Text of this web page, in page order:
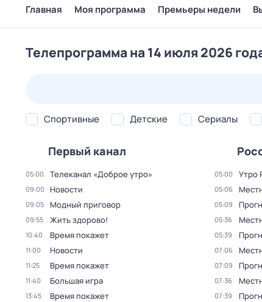
Главная Моя программа Премьеры недели
Телепрограмма на 14 июля 2026
Спортивные Детские Сериалы
Первый канал
05:00 Телеканал «Доброе утро»
09:00 Новости
09:05 Модный приговор
09:55 Жить здорово!
10:40 Время покажет
11:00 Новости
11:25 Время покажет
11:40 Большая игра
13:45 Время покажет
05:00 Утро
05:06
05:09
05:36
05:39
07:06
07:09
07:36
07:39